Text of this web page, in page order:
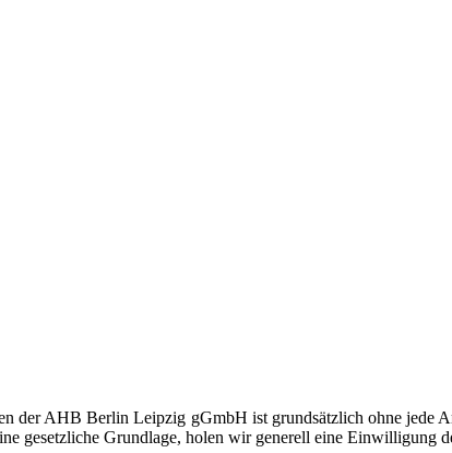
der AHB Berlin Leipzig gGmbH ist grundsätzlich ohne jede
gesetzliche Grundlage, holen wir generell eine Einwilligung